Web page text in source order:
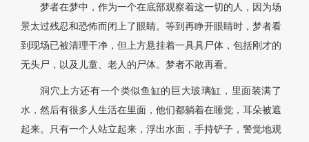
梦者在梦中，作为一个在底部观察着这一切的人，因为场
景太过残忍和恐怖而闭上了眼睛。等到再睁开眼睛时，梦者看
到现场已被清理干净，但上方悬挂着一具具尸体，包括刚才的
无头尸，以及儿童、老人的尸体。梦者不敢再看。
洞穴上方还有一个类似鱼缸的巨大玻璃缸，里面装满了
水，然后有很多人生活在里面，他们都躺着在睡觉，耳朵被遮
起来。只有一个人站立起来，浮出水面，手持铲子，警觉地观